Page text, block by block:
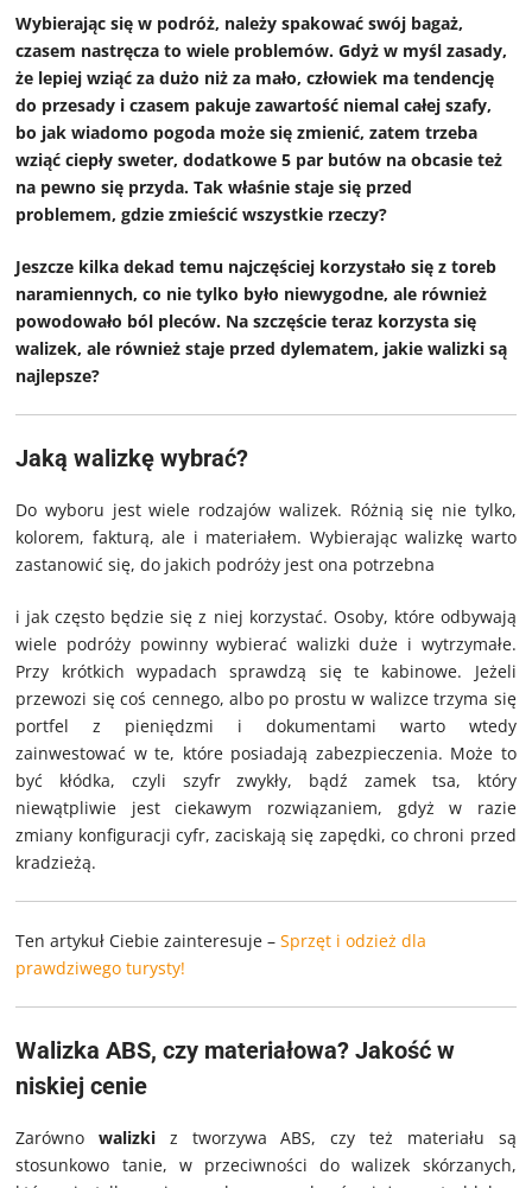
Wybierając się w podróż, należy spakować swój bagaż,
czasem nastręcza to wiele problemów. Gdyż w myśl zasady,
że lepiej wziąć za dużo niż za mało, człowiek ma tendencję
do przesady i czasem pakuje zawartość niemal całej szafy,
bo jak wiadomo pogoda może się zmienić, zatem trzeba
wziąć ciepły sweter, dodatkowe 5 par butów na obcasie też
na pewno się przyda. Tak właśnie staje się przed
problemem, gdzie zmieścić wszystkie rzeczy?
Jeszcze kilka dekad temu najczęściej korzystało się z toreb
naramiennych, co nie tylko było niewygodne, ale również
powodowało ból pleców. Na szczęście teraz korzysta się
walizek, ale również staje przed dylematem, jakie walizki są
najlepsze?
Jaką walizkę wybrać?
Do wyboru jest wiele rodzajów walizek. Różnią się nie tylko,
kolorem, fakturą, ale i materiałem. Wybierając walizkę warto
zastanowić się, do jakich podróży jest ona potrzebna
i jak często będzie się z niej korzystać. Osoby, które odbywają
wiele podróży powinny wybierać walizki duże i wytrzymałe.
Przy krótkich wypadach sprawdzą się te kabinowe. Jeżeli
przewozi się coś cennego, albo po prostu w walizce trzyma się
portfel z pieniędzmi i dokumentami warto wtedy
zainwestować w te, które posiadają zabezpieczenia. Może to
być kłódka, czyli szyfr zwykły, bądź zamek tsa, który
niewątpliwie jest ciekawym rozwiązaniem, gdyż w razie
zmiany konfiguracji cyfr, zaciskają się zapędki, co chroni przed
kradzieżą.
Ten artykuł Ciebie zainteresuje –Sprzęt i odzież dla
prawdziwego turysty!
Walizka ABS, czy materiałowa? Jakość w
niskiej cenie
Zarównowalizki z tworzywa ABS, czy też materiału są
stosunkowo tanie, w przeciwności do walizek skórzanych,